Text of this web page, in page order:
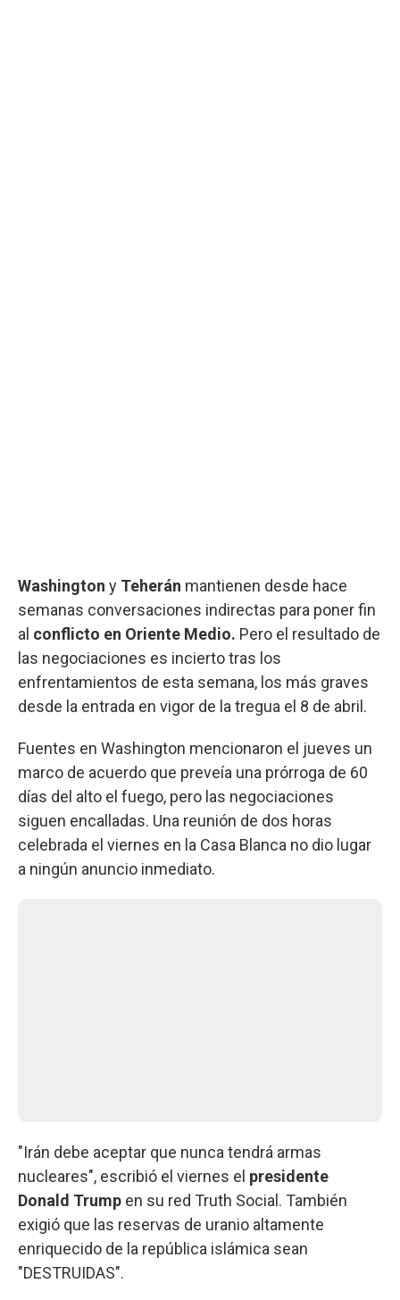
Washington y Teherán mantienen desde hace
semanas conversaciones indirectas para poner fin
al conflicto en Oriente Medio. Pero el resultado de
las negociaciones es incierto tras los
enfrentamientos de esta semana, los más graves
desde la entrada en vigor de la tregua el 8 de abril.
Fuentes en Washington mencionaron el jueves un
marco de acuerdo que preveía una prórroga de 60
días del alto el fuego, pero las negociaciones
siguen encalladas. Una reunión de dos horas
celebrada el viernes en la Casa Blanca no dio lugar
a ningún anuncio inmediato.
"Irán debe aceptar que nunca tendrá armas
nucleares", escribió el viernes el presidente
Donald Trump en su red Truth Social. También
exigió que las reservas de uranio altamente
enriquecido de la república islámica sean
"DESTRUIDAS".